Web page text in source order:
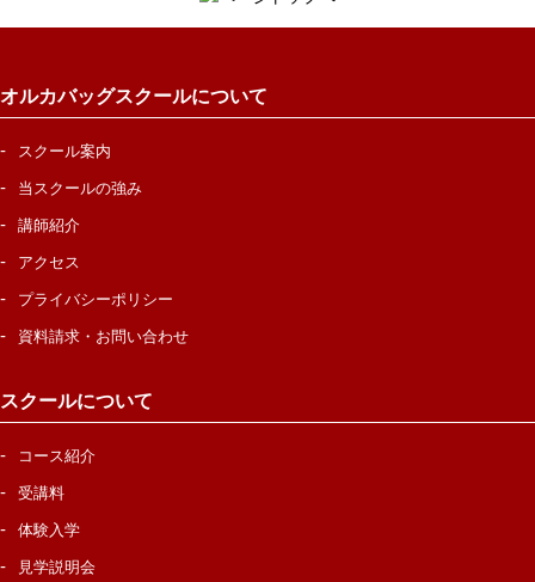
オルカバッグスクールについて
スクール案内
当スクールの強み
講師紹介
アクセス
プライバシーポリシー
資料請求・お問い合わせ
スクールについて
コース紹介
受講料
体験入学
見学説明会